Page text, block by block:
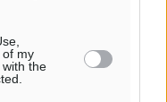
of my
the
Τάφρου η